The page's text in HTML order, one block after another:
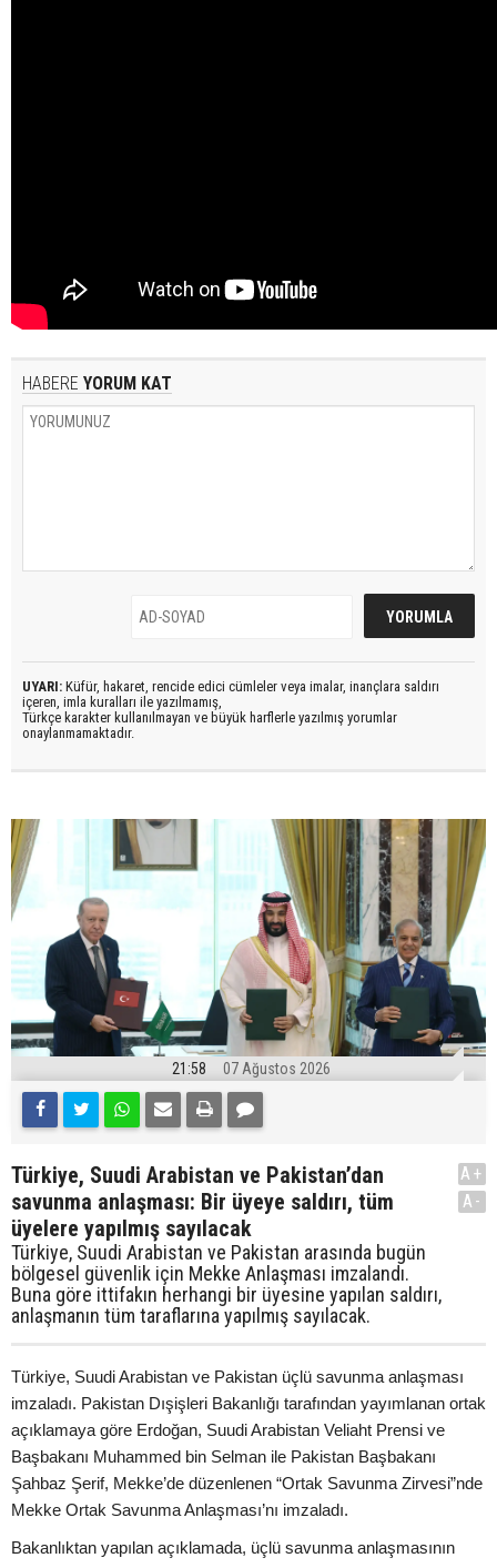
HABERE YORUM KAT
UYARI: Küfür, hakaret, rencide edici cümleler veya imalar, inançlara saldırı
içeren, imla kuralları ile yazılmamış,
Türkçe karakter kullanılmayan ve büyük harflerle yazılmış yorumlar
onaylanmamaktadır.
21:58 07 Ağustos 2026
Türkiye, Suudi Arabistan ve Pakistan’dan
savunma anlaşması: Bir üyeye saldırı, tüm
üyelere yapılmış sayılacak
Türkiye, Suudi Arabistan ve Pakistan arasında bugün
bölgesel güvenlik için Mekke Anlaşması imzalandı.
Buna göre ittifakın herhangi bir üyesine yapılan saldırı,
anlaşmanın tüm taraflarına yapılmış sayılacak.
A+
A-
Türkiye, Suudi Arabistan ve Pakistan üçlü savunma anlaşması
imzaladı. Pakistan Dışişleri Bakanlığı tarafından yayımlanan ortak
açıklamaya göre Erdoğan, Suudi Arabistan Veliaht Prensi ve
Başbakanı Muhammed bin Selman ile Pakistan Başbakanı
Şahbaz Şerif, Mekke’de düzenlenen “Ortak Savunma Zirvesi”nde
Mekke Ortak Savunma Anlaşması’nı imzaladı.
Bakanlıktan yapılan açıklamada, üçlü savunma anlaşmasının